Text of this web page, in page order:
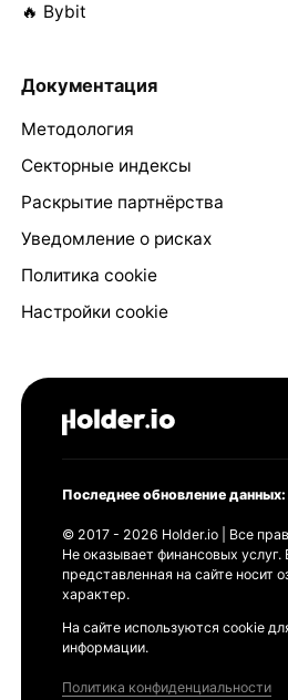
🔥 Bybit
Документация
Методология
Секторные индексы
Раскрытие партнёрства
Уведомление о рисках
Политика cookie
Настройки cookie
Последнее обновление
© 2017 - 2026 Holder.io | Все
Не оказывает финансовых
представленная на сайте носит
характер.
На сайте используются cookie
информации.
Политика конфиденциальности